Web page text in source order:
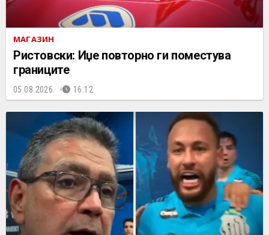
МАГАЗИН
Ристовски: Иџе повторно ги поместува
границите
05.08.2026. 16:12